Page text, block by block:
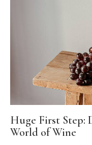
Huge First Step:
World of Wine